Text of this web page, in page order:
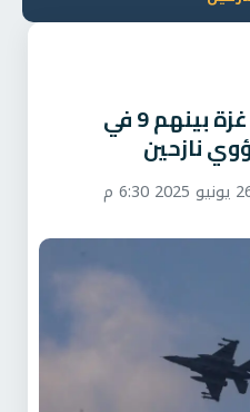
مقتل 20 شخصا في غزة بينهم 9 في
نازحين